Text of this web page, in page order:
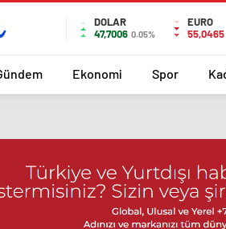
DOLAR
47,7006 0.05%
EURO
55,0465
Ekonomi Spor